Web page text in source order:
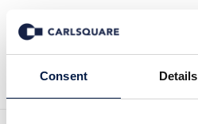
Consent Details
Zurück zur Deal History